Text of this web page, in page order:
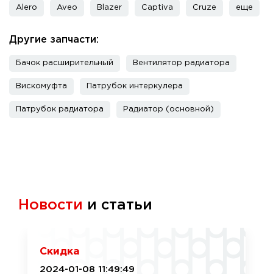
Alero Aveo Blazer Captiva Cruze еще
Другие запчасти:
Бачок расширительный Вентилятор радиатора
Вискомуфта Патрубок интеркулера
Патрубок радиатора Радиатор (основной)
Новости и статьи
Скидка
2024-01-08 11:49:49